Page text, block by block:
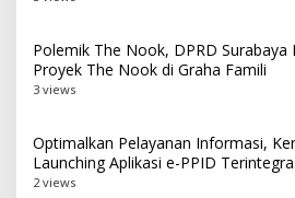
Polemik The Nook, DPRD Surabaya
Proyek The Nook di Graha Famili
3 views
Optimalkan Pelayanan Informasi,
Launching Aplikasi e-PPID
2 views